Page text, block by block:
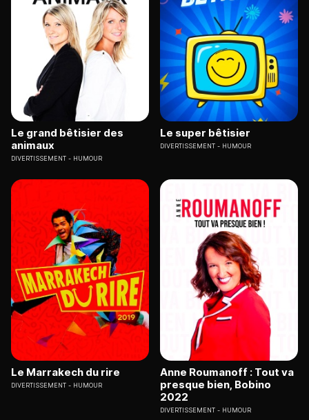
Le grand bêtisier des
animaux
DIVERTISSEMENT HUMOUR
Le super bêtisier
DIVERTISSEMENT HUMOUR
Le Marrakech du rire
DIVERTISSEMENT HUMOUR
Anne Roumanoff : Tout va
presque bien, Bobino
2022
DIVERTISSEMENT HUMOUR